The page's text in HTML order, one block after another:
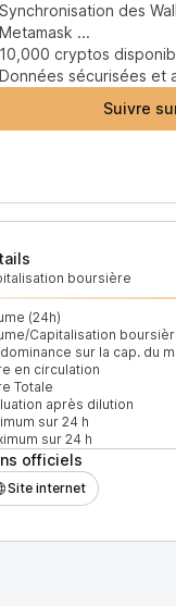
Synchronisation des
Metamask ...
10,000 cryptos
Données sécurisées et
Suivre
boursière
(24h)
Capitalisation
sur la cap. du
en circulation
Totale
après dilution
sur 24 h
sur 24 h
officiels
Site internet
% du volume
100 %